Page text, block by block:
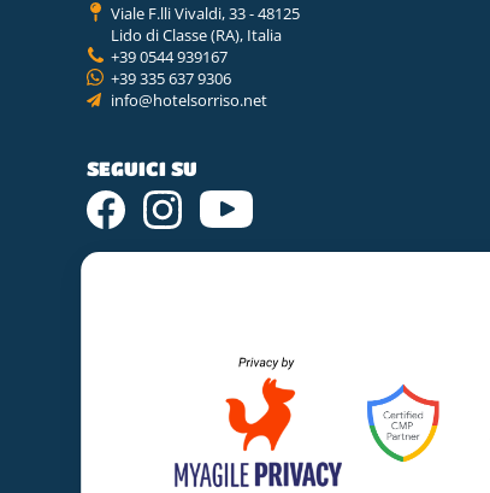
Viale F.lli Vivaldi, 33 - 48125
Lido di Classe (RA), Italia
+39 0544 939167
+39 335 637 9306
info@hotelsorriso.net
SEGUICI SU
Ragione Sociale: Hotel Sorriso S.N.C. di Corallo Srl E C.